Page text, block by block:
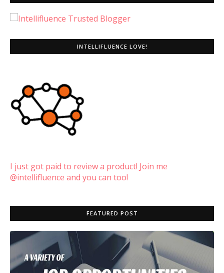
INTELLIFLUENCE LOVE!
I just got paid to review a product! Join me
@intellifluence and you can too!
FEATURED POST